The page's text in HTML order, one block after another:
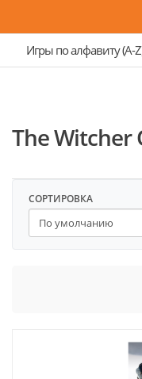
Игры по алфавиту (A-
The Witcher
СОРТИРОВКА